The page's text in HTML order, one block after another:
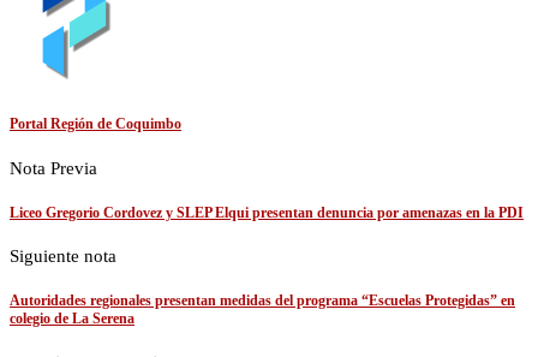
Portal Región de Coquimbo
Nota Previa
Liceo Gregorio Cordovez y SLEP Elqui presentan denuncia por amenazas en la PDI
Siguiente nota
Autoridades regionales presentan medidas del programa “Escuelas Protegidas” en
colegio de La Serena